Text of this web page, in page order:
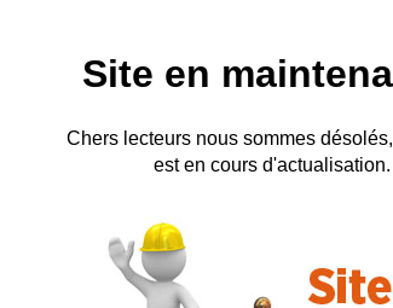
Site en
Chers lecteurs nous sommes
est en cours d'actualisation.